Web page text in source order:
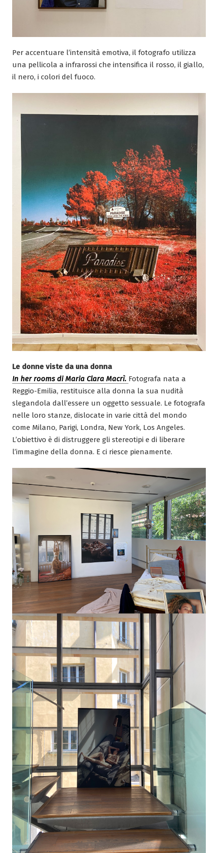
Per accentuare l’intensità emotiva, il fotografo utilizza
una pellicola a infrarossi che intensifica il rosso, il giallo,
il nero, i colori del fuoco.
Le donne viste da una donna
In her rooms di Maria Clara Macrì. Fotografa nata a
Reggio-Emilia, restituisce alla donna la sua nudità
slegandola dall’essere un oggetto sessuale. Le fotografa
nelle loro stanze, dislocate in varie città del mondo
come Milano, Parigi, Londra, New York, Los Angeles.
L’obiettivo è di distruggere gli stereotipi e di liberare
l’immagine della donna. E ci riesce pienamente.